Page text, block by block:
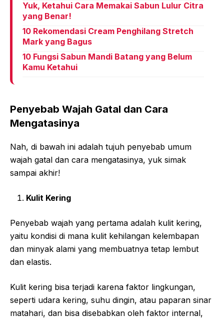
Yuk, Ketahui Cara Memakai Sabun Lulur Citra
yang Benar!
10 Rekomendasi Cream Penghilang Stretch
Mark yang Bagus
10 Fungsi Sabun Mandi Batang yang Belum
Kamu Ketahui
Penyebab Wajah Gatal dan Cara
Mengatasinya
Nah, di bawah ini adalah tujuh penyebab umum
wajah gatal dan cara mengatasinya, yuk simak
sampai akhir!
Kulit Kering
Penyebab wajah yang pertama adalah kulit kering,
yaitu kondisi di mana kulit kehilangan kelembapan
dan minyak alami yang membuatnya tetap lembut
dan elastis.
Kulit kering bisa terjadi karena faktor lingkungan,
seperti udara kering, suhu dingin, atau paparan sinar
matahari, dan bisa disebabkan oleh faktor internal,